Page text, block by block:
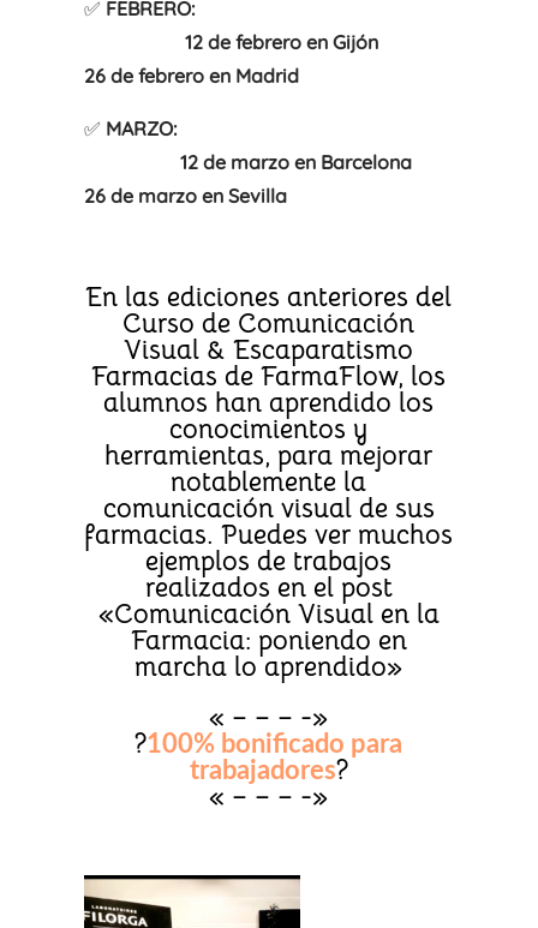
✅ FEBRERO:
12 de febrero en Gijón
26 de febrero en Madrid
✅ MARZO:
12 de marzo en Barcelona
26 de marzo en Sevilla
En las ediciones anteriores del
Curso de Comunicación
Visual & Escaparatismo
Farmacias de FarmaFlow, los
alumnos han aprendido los
conocimientos y
herramientas, para mejorar
notablemente la
comunicación visual de sus
farmacias. Puedes ver muchos
ejemplos de trabajos
realizados en el post
«Comunicación Visual en la
Farmacia: poniendo en
marcha lo aprendido»
« – – – -»
?100% bonificado para
trabajadores?
« – – – -»